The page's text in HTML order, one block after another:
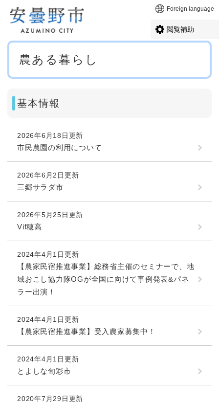
メニューを飛ばして本文へ Foreign language
閲覧補助
本
農ある暮らし
基本情報
2026年6月18日更新
市民農園の利用について
2026年6月2日更新
三郷サラダ市
2026年5月25日更新
Vif穂高
2024年4月1日更新
【農家民宿推進事業】総務省主催のセミナーで、地
域おこし協力隊OGが全国に向けて事例発表&パネ
ラー出演！
2024年4月1日更新
【農家民宿推進事業】受入農家募集中！
2024年4月1日更新
とよしな旬彩市
2020年7月29日更新